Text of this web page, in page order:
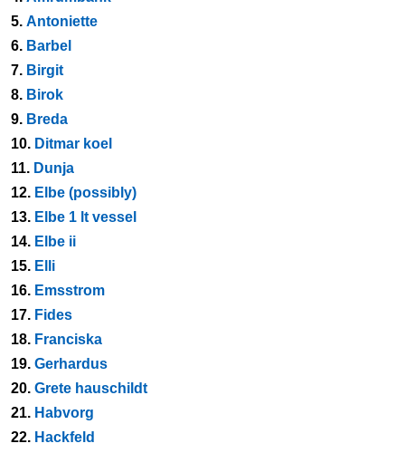
5. Antoniette
6. Barbel
7. Birgit
8. Birok
9. Breda
10. Ditmar koel
11. Dunja
12. Elbe (possibly)
13. Elbe 1 lt vessel
14. Elbe ii
15. Elli
16. Emsstrom
17. Fides
18. Franciska
19. Gerhardus
20. Grete hauschildt
21. Habvorg
22. Hackfeld